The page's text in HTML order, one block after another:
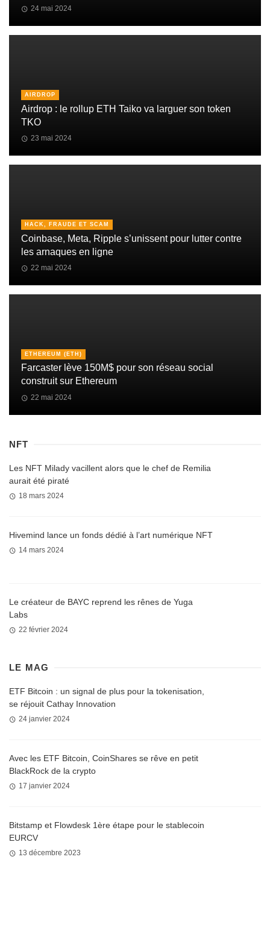
24 mai 2024
AIRDROP
Airdrop : le rollup ETH Taiko va larguer son token
TKO
23 mai 2024
HACK, FRAUDE ET SCAM
Coinbase, Meta, Ripple s’unissent pour lutter contre
les arnaques en ligne
22 mai 2024
ETHEREUM (ETH)
Farcaster lève 150M$ pour son réseau social
construit sur Ethereum
22 mai 2024
NFT
Les NFT Milady vacillent alors que le chef de Remilia
aurait été piraté
18 mars 2024
Hivemind lance un fonds dédié à l’art numérique NFT
14 mars 2024
Le créateur de BAYC reprend les rênes de Yuga
Labs
22 février 2024
LE MAG
ETF Bitcoin : un signal de plus pour la tokenisation,
se réjouit Cathay Innovation
24 janvier 2024
Avec les ETF Bitcoin, CoinShares se rêve en petit
BlackRock de la crypto
17 janvier 2024
Bitstamp et Flowdesk 1ère étape pour le stablecoin
EURCV
13 décembre 2023